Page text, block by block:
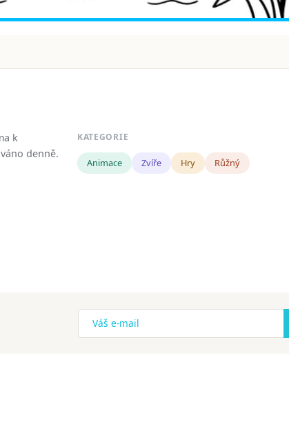
k
denně.
KATEGORIE
Animace Zvíře Hry Růžný